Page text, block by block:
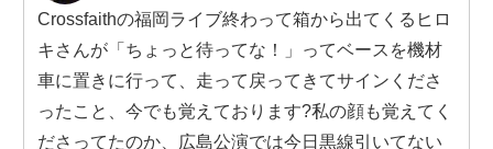
Crossfaithの福岡ライブ終わって箱から出てくるヒロ
キさんが「ちょっと待ってな！」ってベースを機材
車に置きに行って、走って戻ってきてサインくださ
ったこと、今でも覚えております?私の顔も覚えてく
ださってたのか、広島公演では今日黒線引いてない